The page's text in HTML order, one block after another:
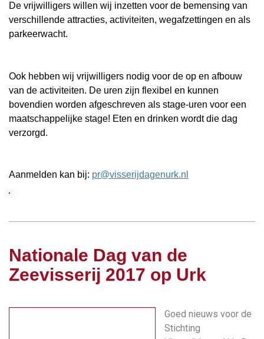
De vrijwilligers willen wij inzetten voor de bemensing van
verschillende attracties, activiteiten, wegafzettingen en als
parkeerwacht.
Ook hebben wij vrijwilligers nodig voor de op en afbouw
van de activiteiten. De uren zijn flexibel en kunnen
bovendien worden afgeschreven als stage-uren voor een
maatschappelijke stage! Eten en drinken wordt die dag
verzorgd.
Aanmelden kan bij: pr@visserijdagenurk.nl
Nationale Dag van de
Zeevisserij 2017 op Urk
Goed nieuws voor de
Stichting